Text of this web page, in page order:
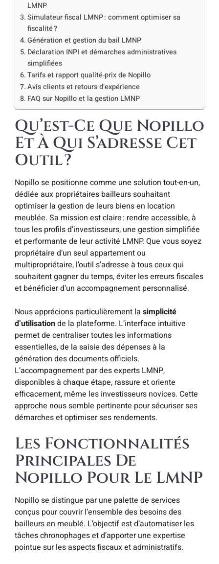
LMNP
Simulateur fiscal LMNP : comment optimiser sa
fiscalité ?
Génération et gestion du bail LMNP
Déclaration INPI et démarches administratives
simplifiées
Tarifs et rapport qualité-prix de Nopillo
Avis clients et retours d’expérience
FAQ sur Nopillo et la gestion LMNP
Qu’est-Ce Que Nopillo
Et À Qui S’adresse Cet
Outil ?
Nopillo se positionne comme une solution tout-en-un,
dédiée aux propriétaires bailleurs souhaitant
optimiser la gestion de leurs biens en location
meublée. Sa mission est claire : rendre accessible, à
tous les profils d’investisseurs, une gestion simplifiée
et performante de leur activité LMNP. Que vous soyez
propriétaire d’un seul appartement ou
multipropriétaire, l’outil s’adresse à tous ceux qui
souhaitent gagner du temps, éviter les erreurs fiscales
et bénéficier d’un accompagnement personnalisé.
Nous apprécions particulièrement la simplicité
d’utilisationde la plateforme. L’interface intuitive
permet de centraliser toutes les informations
essentielles, de la saisie des dépenses à la
génération des documents officiels.
L’accompagnement par des experts LMNP,
disponibles à chaque étape, rassure et oriente
efficacement, même les investisseurs novices. Cette
approche nous semble pertinente pour sécuriser ses
démarches et optimiser ses rendements.
Les Fonctionnalités
Principales De
Nopillo Pour Le LMNP
Nopillo se distingue par une palette de services
conçus pour couvrir l’ensemble des besoins des
bailleurs en meublé. L’objectif est d’automatiser les
tâches chronophages et d’apporter une expertise
pointue sur les aspects fiscaux et administratifs.